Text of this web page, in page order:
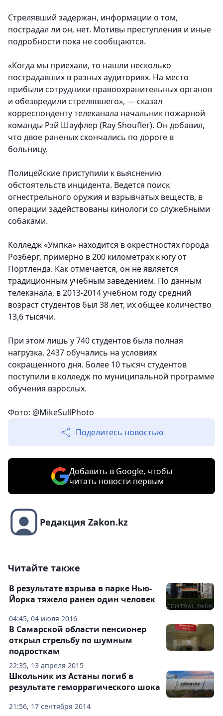
Стрелявший задержан, информации о том,
пострадал ли он, нет. Мотивы преступления и иные
подробности пока не сообщаются.
«Когда мы приехали, то нашли несколько
пострадавших в разных аудиториях. На место
прибыли сотрудники правоохранительных органов
и обезвредили стрелявшего», — сказал
корреспонденту телеканала начальник пожарной
команды Рэй Шауфлер (Ray Shoufler). Он добавил,
что двое раненых скончались по дороге в
больницу.
Полицейские приступили к выяснению
обстоятельств инцидента. Ведется поиск
огнестрельного оружия и взрывчатых веществ, в
операции задействованы кинологи со служебными
собаками.
Колледж «Умпка» находится в окрестностях города
Розберг, примерно в 200 километрах к югу от
Портленда. Как отмечается, он не является
традиционным учебным заведением. По данным
телеканала, в 2013-2014 учебном году средний
возраст студентов был 38 лет, их общее количество
13,6 тысячи.
При этом лишь у 740 студентов была полная
нагрузка, 2437 обучались на условиях
сокращенного дня. Более 10 тысяч студентов
поступили в колледж по муниципальной программе
обучения взрослых.
Фото: @MikeSullPhoto
Поделитесь новостью
Добавить в Google, чтобы
читать новости первым
Редакция Zakon.kz
Читайте также
04:45, 04 июля 2016
В результате взрыва в парке Нью-
Йорка тяжело ранен один человек
22:35, 13 апреля 2015
В Самарской области пенсионер
открыл стрельбу по шумным
подросткам
21:56, 17 сентября 2014
Школьник из Астаны погиб в
результате геморрагического шока